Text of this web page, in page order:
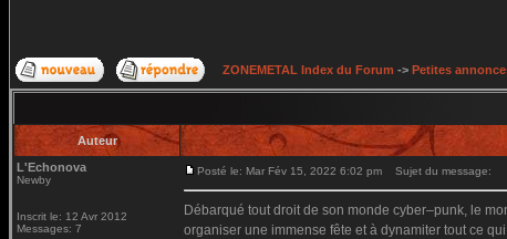
ZONEMETAL Index du Forum -> Petites
Auteur
L'Echonova
Newby
Inscrit le: 12 Avr 2012
Messages: 7
Posté le: Mar Fév 15, 2022 6:02 pm Sujet du message:
Débarqué tout droit de son monde cyber–punk, le
organiser une immense fête et à dynamiter tout ce